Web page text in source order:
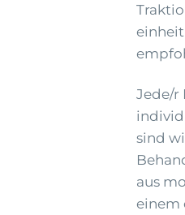
Jede/r
sind
aus
einem